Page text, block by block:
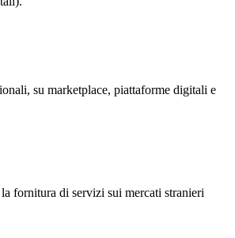
su marketplace, piattaforme digitali e
fornitura di servizi sui mercati stranieri